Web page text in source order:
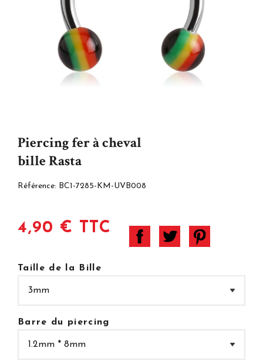
Piercing fer à cheval
bille Rasta
Référence: BC1-7285-KM-UVB008
4,90 € TTC
Taille de la Bille
Barre du piercing